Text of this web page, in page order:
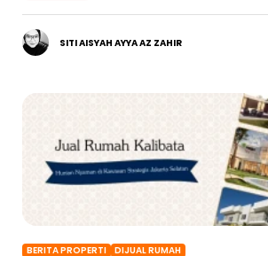
SITI AISYAH AYYA AZ ZAHIR
BERITA PROPERTI DIJUAL RUMAH